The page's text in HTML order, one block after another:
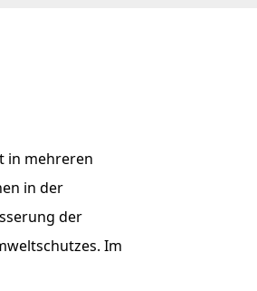
in mehreren
in der
der
Im